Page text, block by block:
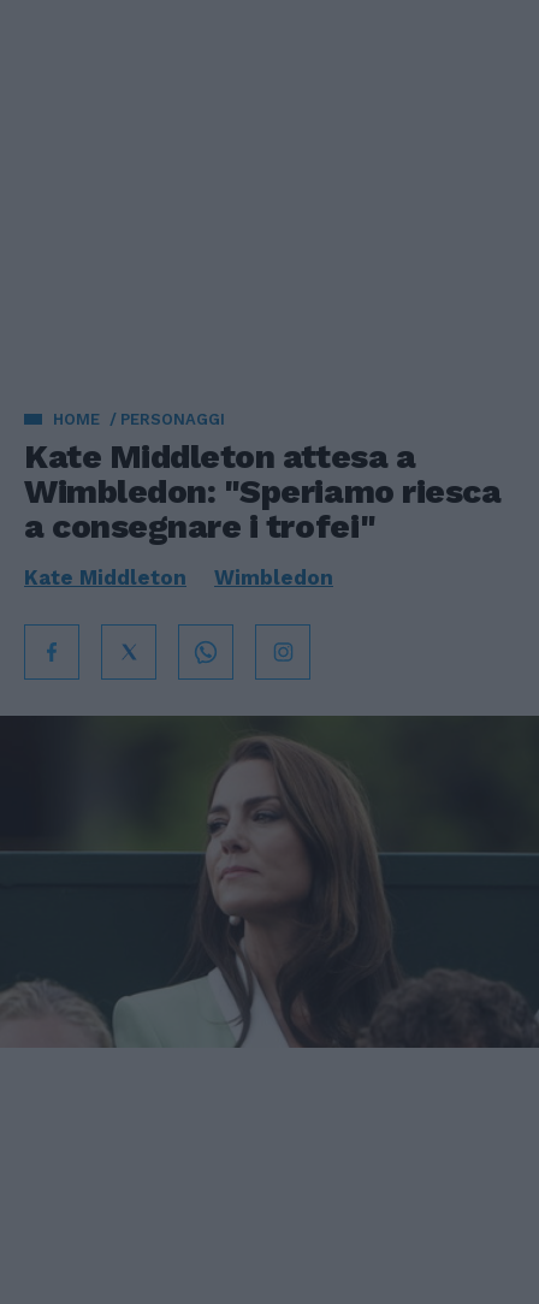
HOME PERSONAGGI
Kate Middleton attesa a
Wimbledon: "Speriamo riesca
a consegnare i trofei"
Kate Middleton Wimbledon